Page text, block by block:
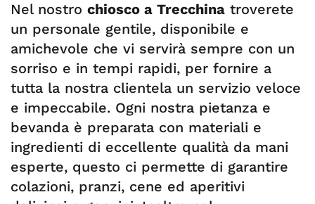
Nel nostro chiosco a Trecchina troverete
un personale gentile, disponibile e
amichevole che vi servirà sempre con un
sorriso e in tempi rapidi, per fornire a
tutta la nostra clientela un servizio veloce
e impeccabile. Ogni nostra pietanza e
bevanda è preparata con materiali e
ingredienti di eccellente qualità da mani
esperte, questo ci permette di garantire
colazioni, pranzi, cene ed aperitivi